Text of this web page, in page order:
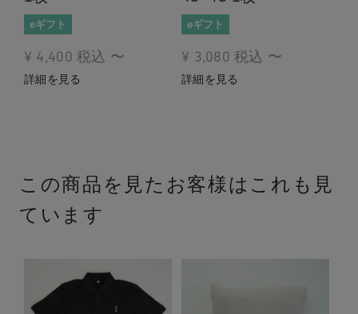
eギフト
¥ 4,400 税込 〜
詳細を見る
eギフト
¥ 3,080 税込 〜
詳細を見る
この商品を見たお客様はこれも見
ています